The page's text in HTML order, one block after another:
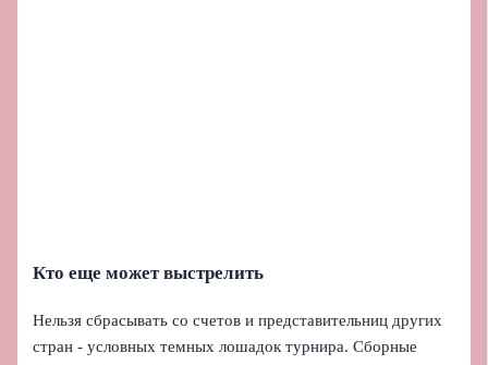
Кто еще может выстрелить
Нельзя сбрасывать со счетов и представительниц других
стран - условных темных лошадок турнира. Сборные